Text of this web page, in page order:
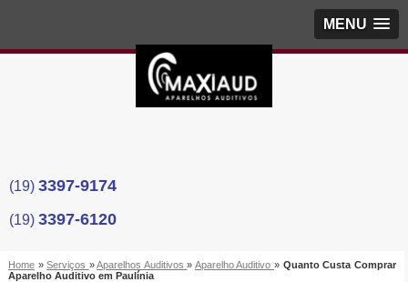
MENU
(19) 3397-9174
(19) 3397-6120
Home »Serviços »Aparelhos Auditivos» Aparelho Auditivo » Quanto Custa Comprar
Aparelho Auditivo em Paulínia